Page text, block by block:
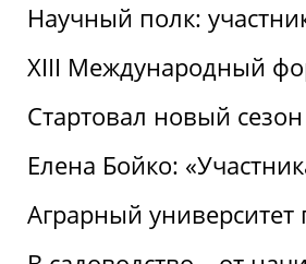
Научный полк:
XIII Международный
Стартовал новый
Елена Бойко:
Аграрный